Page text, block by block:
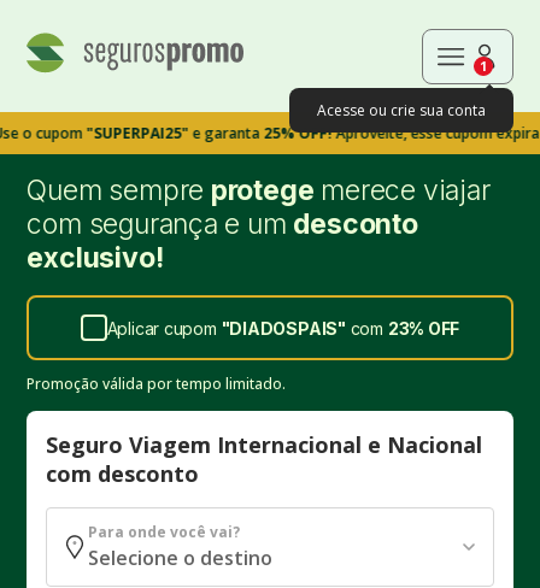
1
Acesse ou crie sua conta
"SUPERPAI25"e garanta25% OFF!Aproveite, esse cupom expira em
Quem sempre protege merece viajar
com segurança e um desconto
exclusivo!
Aplicar cupom "DIADOSPAIS" com 23% OFF
Promoção válida por tempo limitado.
Seguro Viagem Internacional e Nacional
com desconto
Para onde você vai?